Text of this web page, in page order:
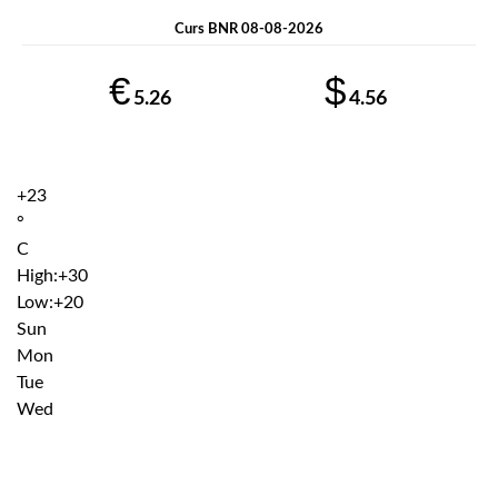
Curs BNR 08-08-2026
€ 5.26 $4.56
+23
°
C
High:+30
Low:+20
Sun
Mon
Tue
Wed